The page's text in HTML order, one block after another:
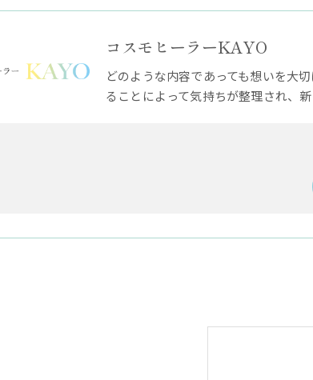
コスモヒーラーKAYO
どのような内容であっても想いを大
ることによって気持ちが整理され、